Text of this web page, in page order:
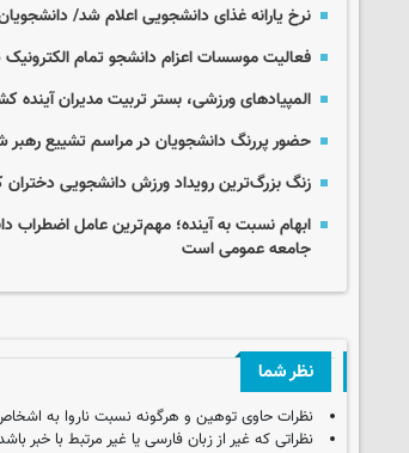
نرخ یارانه غذای دانشجویی اعلام شد/
فعالیت موسسات اعزام دانشجو تمام
المپیادهای ورزشی، بستر تربیت مدیران آینده
حضور پررنگ دانشجویان در مراسم تشییع رهبر
زنگ بزرگ‌ترین رویداد ورزش دانشجویی دختران
ابهام نسبت به آینده؛ مهم‌ترین عامل اضطراب
جامعه عمومی است
نظر شما
نظرات حاوی توهین و هرگونه نسبت ناروا به
نظراتی که غیر از زبان فارسی یا غیر مرتبط با خبر